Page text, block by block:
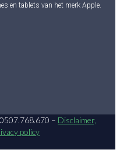
en tablets van het merk Apple.
– Disclaimer,
policy